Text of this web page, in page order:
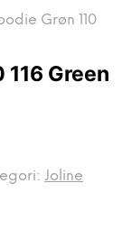
Grøn 110
116 Green
Joline